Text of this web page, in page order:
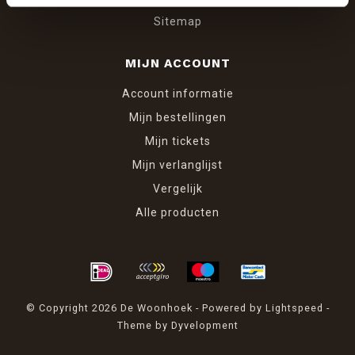
Sitemap
MIJN ACCOUNT
Account informatie
Mijn bestellingen
Mijn tickets
Mijn verlanglijst
Vergelijk
Alle producten
© Copyright 2026 De Woonhoek - Powered by Lightspeed -
Theme by Dyvelopment